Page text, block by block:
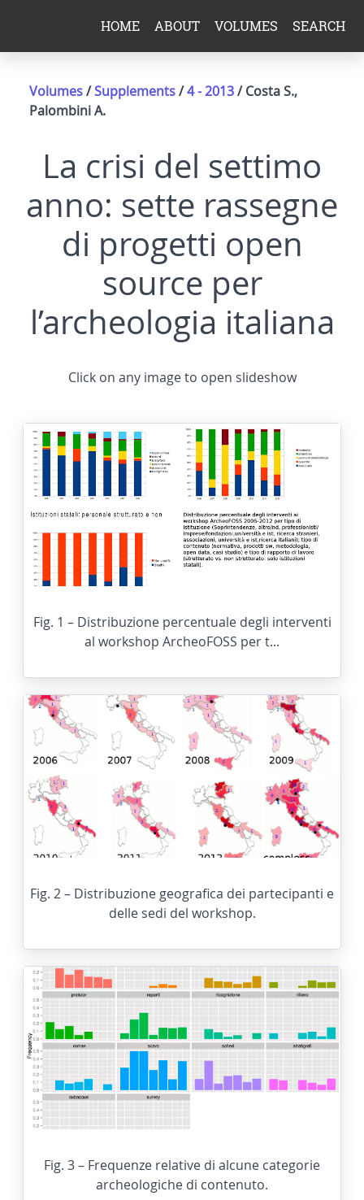
HOME ABOUT VOLUMES SEARCH
Volumes/Supplements/4 - 2013/ Costa S.,
Palombini A.
La crisi del settimo
anno: sette rassegne
di progetti open
source per
l’archeologia italiana
Click on any image to open slideshow
Fig. 1 – Distribuzione percentuale degli interventi
al workshop ArcheoFOSS per t...
Fig. 2 – Distribuzione geografica dei partecipanti e
delle sedi del workshop.
Fig. 3 – Frequenze relative di alcune categorie
archeologiche di contenuto.